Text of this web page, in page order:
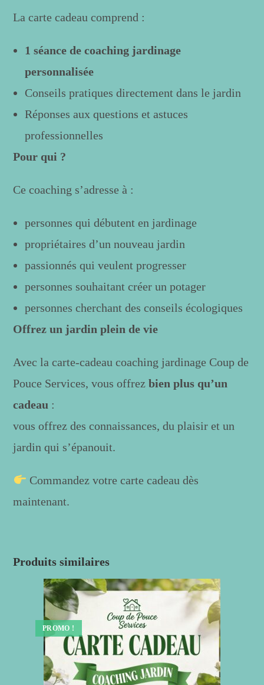
La carte cadeau comprend :
1 séance de coaching jardinage
personnalisée
Conseils pratiques directement dans le jardin
Réponses aux questions et astuces
professionnelles
Pour qui ?
Ce coaching s’adresse à :
personnes qui débutent en jardinage
propriétaires d’un nouveau jardin
passionnés qui veulent progresser
personnes souhaitant créer un potager
personnes cherchant des conseils écologiques
Offrez un jardin plein de vie
Avec la carte-cadeau coaching jardinage Coup de
Pouce Services, vous offrezbien plus qu’un
cadeau :
vous offrez des connaissances, du plaisir et un
jardin qui s’épanouit.
Commandez votre carte cadeau dès
maintenant.
Produits similaires
PROMO !